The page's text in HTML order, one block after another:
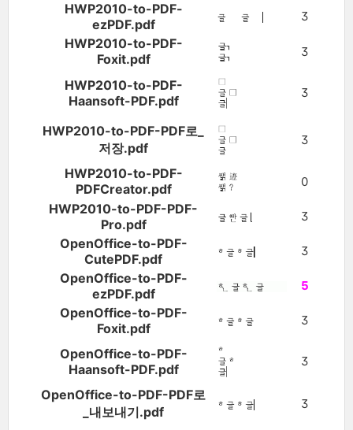
HWP2010-to-PDF-
ezPDF.pdf
3
HWP2010-to-PDF-
Foxit.pdf
3
HWP2010-to-PDF-
Haansoft-PDF.pdf
3
HWP2010-to-PDF-PDF로_
저장.pdf
3
HWP2010-to-PDF-
PDFCreator.pdf
0
HWP2010-to-PDF-PDF-
Pro.pdf
3
OpenOffice-to-PDF-
CutePDF.pdf
3
OpenOffice-to-PDF-
ezPDF.pdf
5
OpenOffice-to-PDF-
Foxit.pdf
3
OpenOffice-to-PDF-
Haansoft-PDF.pdf
3
OpenOffice-to-PDF-PDF로
_내보내기.pdf
3